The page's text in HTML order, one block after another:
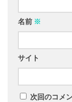
名前 ※
サイト
次回のコメ